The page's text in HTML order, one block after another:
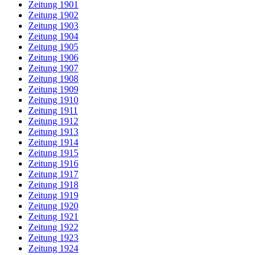
Zeitung 1901
Zeitung 1902
Zeitung 1903
Zeitung 1904
Zeitung 1905
Zeitung 1906
Zeitung 1907
Zeitung 1908
Zeitung 1909
Zeitung 1910
Zeitung 1911
Zeitung 1912
Zeitung 1913
Zeitung 1914
Zeitung 1915
Zeitung 1916
Zeitung 1917
Zeitung 1918
Zeitung 1919
Zeitung 1920
Zeitung 1921
Zeitung 1922
Zeitung 1923
Zeitung 1924